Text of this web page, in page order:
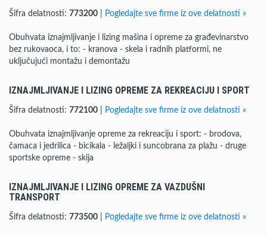
Šifra delatnosti: 773200 Pogledajte sve firme iz ove delatnosti »
Obuhvata iznajmljivanje i lizing mašina i opreme za građevinarstvo
bez rukovaoca, i to: - kranova - skela i radnih platformi, ne
uključujući montažu i demontažu
IZNAJMLJIVANJE I LIZING OPREME ZA REKREACIJU I SPORT
Šifra delatnosti: 772100 Pogledajte sve firme iz ove delatnosti »
Obuhvata iznajmljivanje opreme za rekreaciju i sport: - brodova,
čamaca i jedrilica - bicikala - ležaljki i suncobrana za plažu - druge
sportske opreme - skija
IZNAJMLJIVANJE I LIZING OPREME ZA VAZDUŠNI
TRANSPORT
Šifra delatnosti: 773500 Pogledajte sve firme iz ove delatnosti »